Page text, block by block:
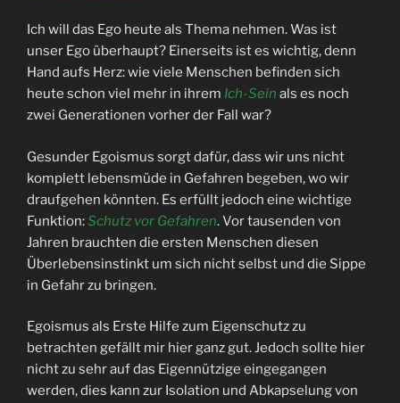
Ich will das Ego heute als Thema nehmen. Was ist
unser Ego überhaupt? Einerseits ist es wichtig, denn
Hand aufs Herz: wie viele Menschen befinden sich
heute schon viel mehr in ihrem Ich-Sein als es noch
zwei Generationen vorher der Fall war?
Gesunder Egoismus sorgt dafür, dass wir uns nicht
komplett lebensmüde in Gefahren begeben, wo wir
draufgehen könnten. Es erfüllt jedoch eine wichtige
Funktion:Schutz vor Gefahren. Vor tausenden von
Jahren brauchten die ersten Menschen diesen
Überlebensinstinkt um sich nicht selbst und die Sippe
in Gefahr zu bringen.
Egoismus als Erste Hilfe zum Eigenschutz zu
betrachten gefällt mir hier ganz gut. Jedoch sollte hier
nicht zu sehr auf das Eigennützige eingegangen
werden, dies kann zur Isolation und Abkapselung von